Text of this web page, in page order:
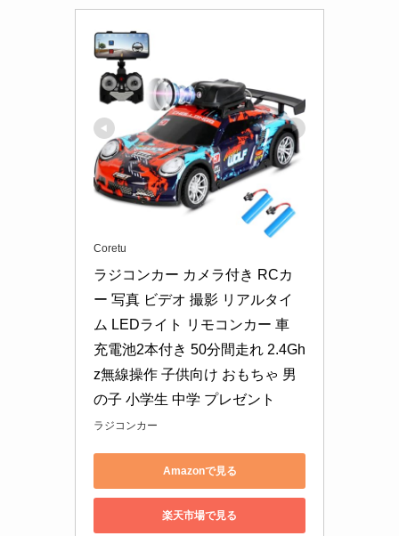
Coretu
ラジコンカー カメラ付き RCカ
ー 写真 ビデオ 撮影 リアルタイ
ム LEDライト リモコンカー 車
充電池2本付き 50分間走れ 2.4Gh
z無線操作 子供向け おもちゃ 男
の子 小学生 中学 プレゼント
ラジコンカー
Amazonで見る
楽天市場で見る